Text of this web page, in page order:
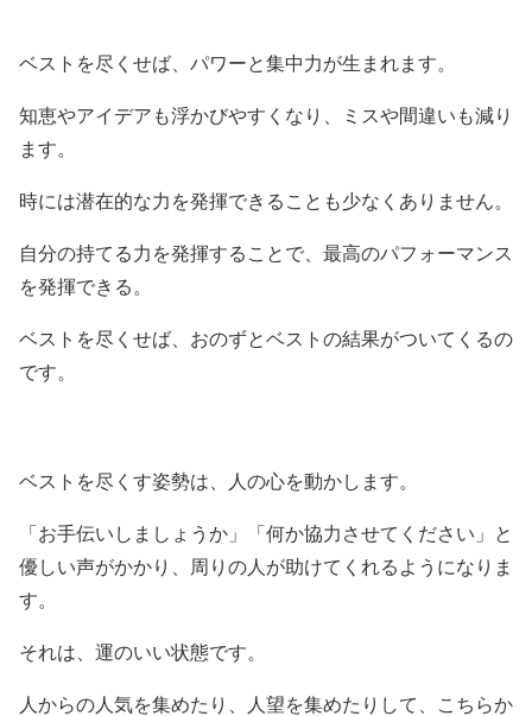
ベストを尽くせば、パワーと集中力が生まれます。
知恵やアイデアも浮かびやすくなり、ミスや間違いも減り
ます。
時には潜在的な力を発揮できることも少なくありません。
自分の持てる力を発揮することで、最高のパフォーマンス
を発揮できる。
ベストを尽くせば、おのずとベストの結果がついてくるの
です。
ベストを尽くす姿勢は、人の心を動かします。
「お手伝いしましょうか」「何か協力させてください」と
優しい声がかかり、周りの人が助けてくれるようになりま
す。
それは、運のいい状態です。
人からの人気を集めたり、人望を集めたりして、こちらか